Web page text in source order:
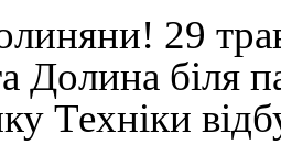
29
Долина біля
Техніки